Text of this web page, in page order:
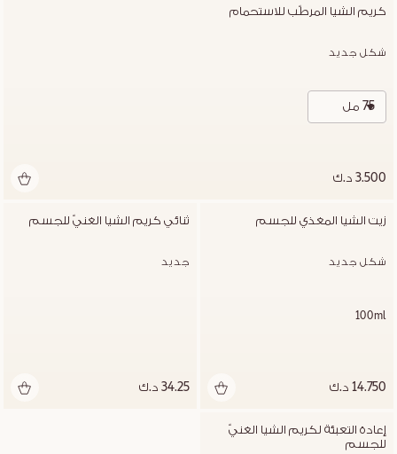
كريم الشيا المرطّب للاستحمام
شكل جديد
75 مل
3.500 د.ك
زيت الشيا المغذي للجسم
شكل جديد
100ml
14.750 د.ك
ثنائي كريم الشيا الغنيّ للجسم
جديد
34.25 د.ك
للجسم